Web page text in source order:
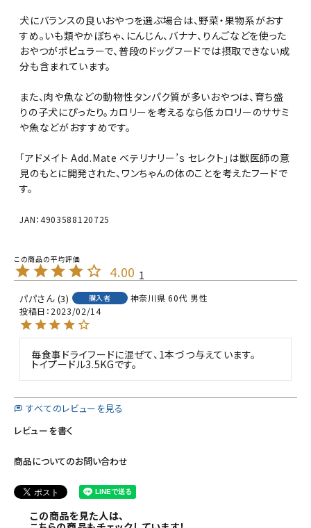
犬にバランスの良いおやつを選ぶ場合は、野菜・果物系がおす
すめ。いも類やかぼちゃ、にんじん、バナナ、りんごなどを使った
おやつがポピュラーで、普段のドッグフードでは摂取できない成
分も含まれています。
また、肉や魚などの動物性タンパク質が多いおやつは、育ち盛
りの子犬にぴったり。カロリーを考えるなら低カロリーのササミ
や魚などがおすすめです。
「アドメイト Add.Mate ベテリナリー’ｓ セレクト」は獣医師の意
見のもとに開発された、ワンちゃんの体のことを考えたフードで
す。
JAN：4903588120725
4.00 1
パパ 3 購入者 神奈川県 60代 男性
投稿日 2023/02/14
毎食事ドライフードに混ぜて、1本づつ与えています。
トイプードル3.5KGです。
すべてのレビューを見る
レビューを書く
商品についてのお問い合わせ
この商品を見た人は、